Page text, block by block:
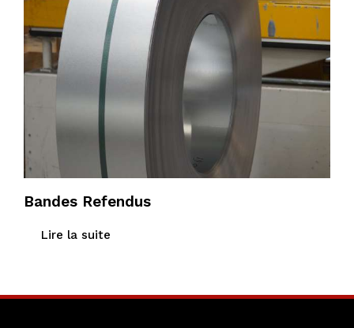
Bandes Refendus
Lire la suite